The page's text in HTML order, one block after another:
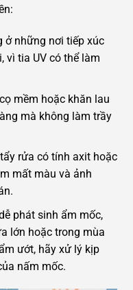
ở những nơi tiếp xúc
vì tia UV có thể làm
mềm hoặc khăn lau
mà không làm trầy
rửa có tính axit hoặc
mất màu và ảnh
phát sinh ẩm mốc,
lớn hoặc trong mùa
ướt, hãy xử lý kịp
nấm mốc.